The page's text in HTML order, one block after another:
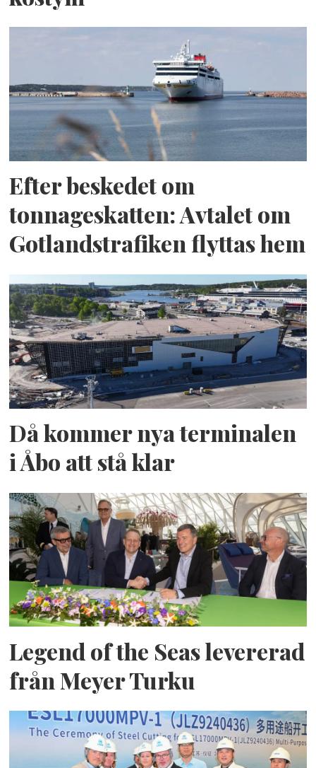
Efter beskedet om
tonnageskatten: Avtalet om
Gotlandstrafiken flyttas hem
Då kommer nya terminalen
i Åbo att stå klar
Legend of the Seas levererad
från Meyer Turku